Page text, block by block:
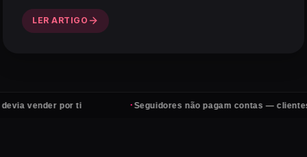
LER ARTIGO
por ti Seguidores não pagam contas — clientes sim